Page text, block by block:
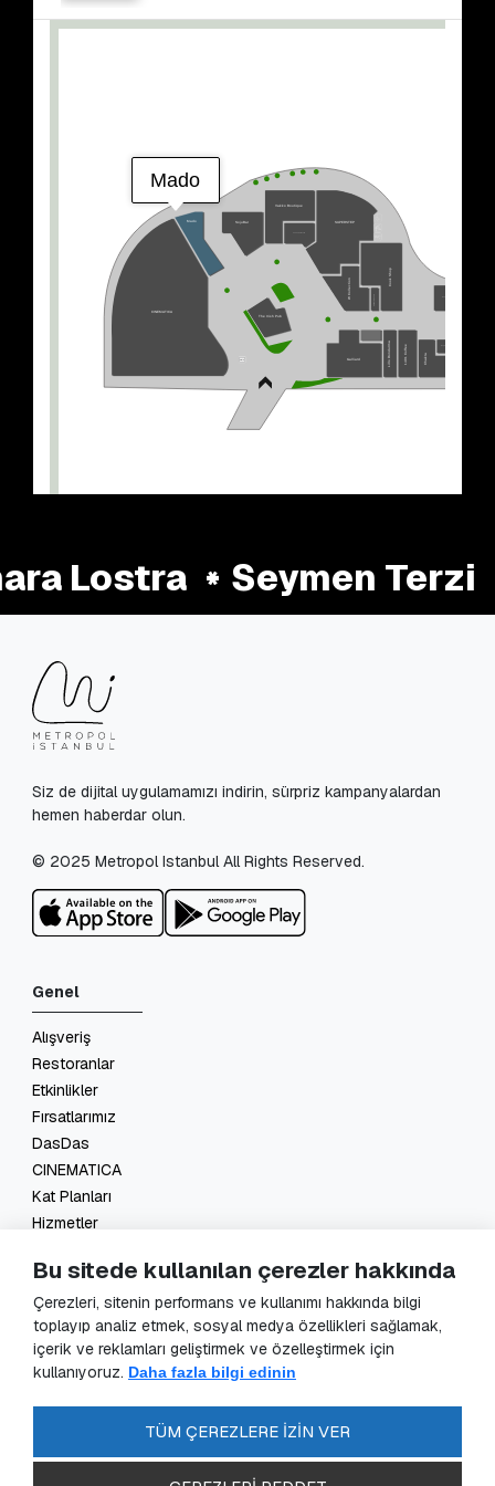
Lostra Seymen Terzi
Siz de dijital uygulamamızı indirin, sürpriz kampanyalardan
hemen haberdar olun.
© 2025 Metropol Istanbul All Rights Reserved.
Genel
Alışveriş
Restoranlar
Etkinlikler
Fırsatlarımız
DasDas
CINEMATICA
Kat Planları
Hizmetler
KVKK Başvuru
KVKK Aydınlatma Metni
Veri Sorumlusu Başvuru Formu
Güvenlik Kameraları Aydınlatma Metni
SSS
Bu sitede kullanılan çerezler hakkında
Çerezleri, sitenin performans ve kullanımı hakkında bilgi
toplayıp analiz etmek, sosyal medya özellikleri sağlamak,
içerik ve reklamları geliştirmek ve özelleştirmek için
kullanıyoruz. Daha fazla bilgi edinin
TÜM ÇEREZLERE İZİN VER